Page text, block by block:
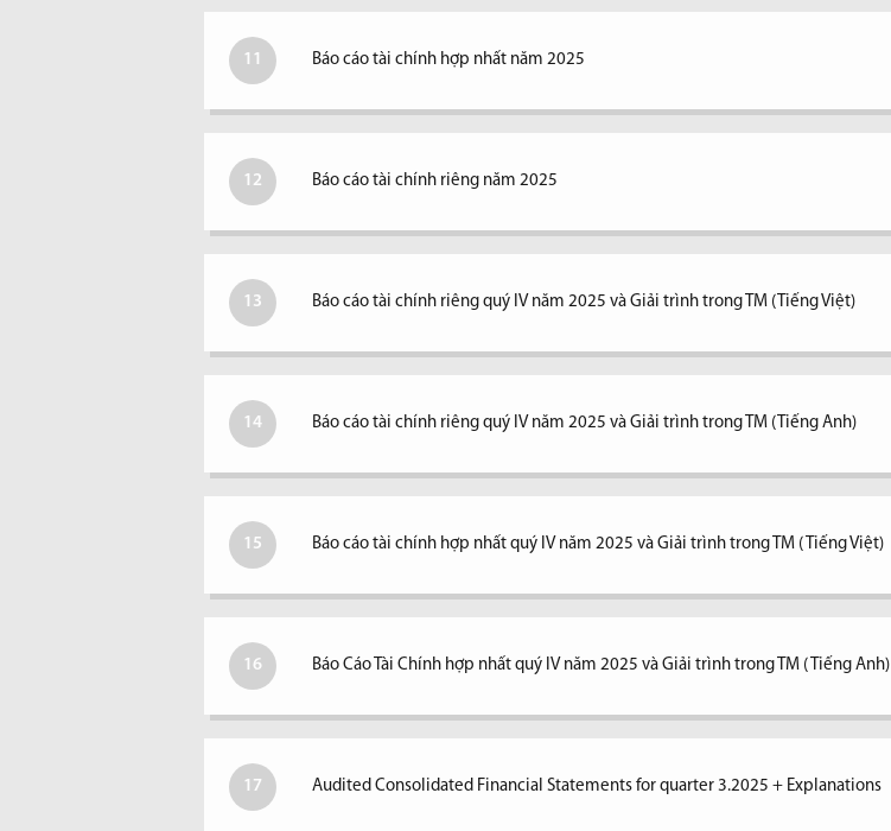
11 Báo cáo tài chính hợp nhất năm 2025
12 Báo cáo tài chính riêng năm 2025
13 Báo cáo tài chính riêng quý IV năm 2025 và Giải trình trong TM (Tiếng Việt)
14 Báo cáo tài chính riêng quý IV năm 2025 và Giải trình trong TM (Tiếng Anh)
15 Báo cáo tài chính hợp nhất quý IV năm 2025 và Giải trình trong TM ( Tiếng Việt)
16 Báo Cáo Tài Chính hợp nhất quý IV năm 2025 và Giải trình trong TM ( Tiếng Anh)
17 Audited Consolidated Financial Statements for quarter 3.2025 + Explanations